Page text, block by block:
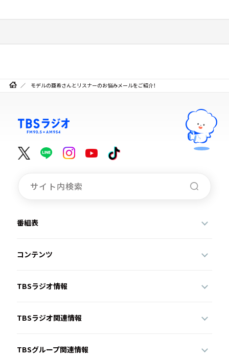
モデルの亜希さんとリスナーのお悩みメールをご紹介！
番組表
コンテンツ
TBSラジオ情報
TBSラジオ関連情報
TBSグループ関連情報